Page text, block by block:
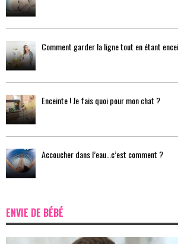
Comment garder la ligne tout en étant
Enceinte ! Je fais quoi pour mon chat ?
Accoucher dans l’eau…c’est comment ?
ENVIE DE BÉBÉ